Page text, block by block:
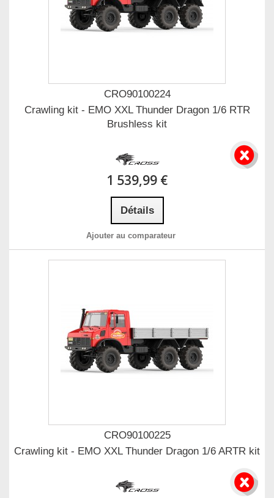
CRO90100224
Crawling kit - EMO XXL Thunder Dragon 1/6 RTR
Brushless kit
1 539,99 €
Détails
Ajouter au comparateur
CRO90100225
Crawling kit - EMO XXL Thunder Dragon 1/6 ARTR kit